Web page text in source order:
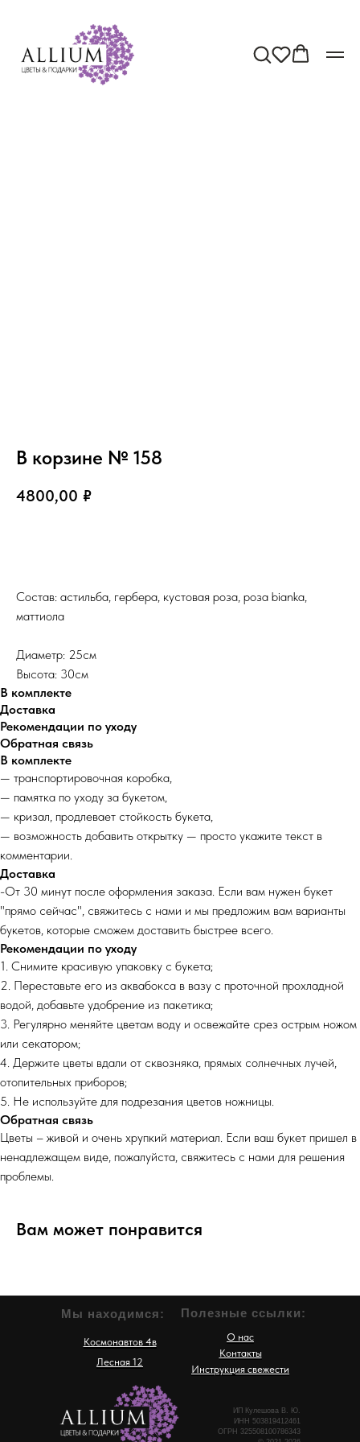
В корзине № 158
4800,00 ₽
Состав: астильба, гербера, кустовая роза, роза bianka,
маттиола
Диаметр: 25см
Высота: 30см
В комплекте
Доставка
Рекомендации по уходу
Обратная связь
В комплекте
— транспортировочная коробка,
— памятка по уходу за букетом,
— кризал, продлевает стойкость букета,
— возможность добавить открытку — просто укажите текст в
комментарии.
Доставка
-От 30 минут после оформления заказа. Если вам нужен букет
"прямо сейчас", свяжитесь с нами и мы предложим вам варианты
букетов, которые сможем доставить быстрее всего.
Рекомендации по уходу
1. Снимите красивую упаковку с букета;
2. Переставьте его из аквабокса в вазу с проточной прохладной
водой, добавьте удобрение из пакетика;
3. Регулярно меняйте цветам воду и освежайте срез острым ножом
или секатором;
4. Держите цветы вдали от сквозняка, прямых солнечных лучей,
отопительных приборов;
5. Не используйте для подрезания цветов ножницы.
Обратная связь
Цветы – живой и очень хрупкий материал. Если ваш букет пришел в
ненадлежащем виде, пожалуйста, свяжитесь с нами для решения
проблемы.
Вам может понравится
Полезные ссылки:
ИП Кулешова В. Ю.
ИНН 503819412461
ОГРН 325508100786343
Инструкция свежести
Контакты
О нас
Лесная 12
Мы находимся:
Космонавтов 4в